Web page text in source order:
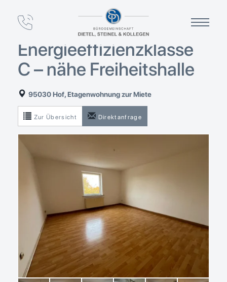
3-Zimmer-Wohnung,
88 m², Hof –
Energieeffizienzklasse
C – nähe Freiheitshalle
95030 Hof, Etagenwohnung zur Miete
Zur Übersicht Direktanfrage